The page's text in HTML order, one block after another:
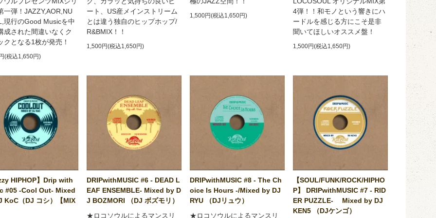
一弾！JAZZY,AOR,NU
現行のGood Musicを中
成された間違いなくク
クとなる1枚が発売！
(税込1,650円)
ート、US産メインストリーム
とは違う独自のヒップホップ/
R&BMIX！！
1,500円(税込1,650円)
1,500円(税込1,650円)
4弾！！和モノという響きにハ
ードルを感じる方にこそ是非
聞いてほしいオススメ盤！
1,500円(税込1,650円)
HIPHOP】Drip with
#05 -Cool Out- Mixed
KoC（DJ コシ）【MIX
DRIPwithMUSIC #6 - DEAD L
EAF ENSEMBLE- Mixed by D
J BOZMORI （DJ ボズモリ）
★ロコソウルによるマンスリ
DRIPwithMUSIC #8 - The Ch
oice Is Hours -/Mixed by DJ
RYU （DJリュウ）
★ロコソウルによるマンスリ
【SOUL/FUNK/ROCK/HIPHO
P】 DRIPwithMUSIC #7 - RID
ER PUZZLE- Mixed by DJ
KEN5 （DJケンゴ）